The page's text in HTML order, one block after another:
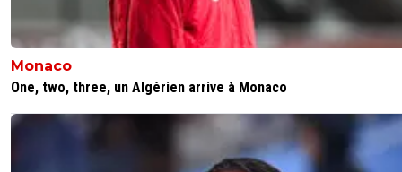
Monaco
One, two, three, un Algérien arrive à Monaco